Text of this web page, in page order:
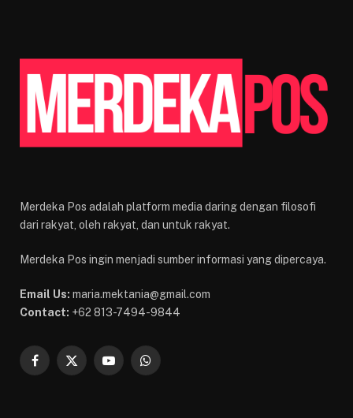
Merdeka Pos adalah platform media daring dengan filosofi
dari rakyat, oleh rakyat, dan untuk rakyat.
Merdeka Pos ingin menjadi sumber informasi yang dipercaya.
Email Us: maria.mektania@gmail.com
Contact: +62 813-7494-9844
Facebook
X
YouTubeWhatsApp